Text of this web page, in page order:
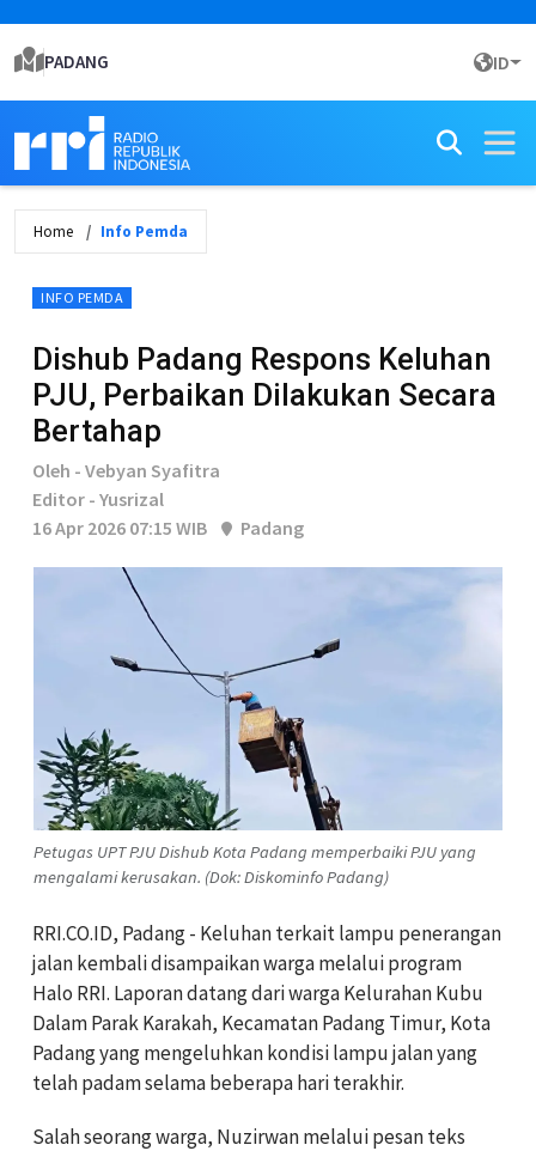
PADANG ID
Home Info Pemda
INFO PEMDA
Dishub Padang Respons Keluhan
PJU, Perbaikan Dilakukan Secara
Bertahap
Oleh - Vebyan Syafitra
Editor - Yusrizal
16 Apr 2026 07:15 WIB
Padang
Petugas UPT PJU Dishub Kota Padang memperbaiki PJU yang
mengalami kerusakan. (Dok: Diskominfo Padang)
RRI.CO.ID, Padang - Keluhan terkait lampu penerangan
jalan kembali disampaikan warga melalui program
Halo RRI. Laporan datang dari warga Kelurahan Kubu
Dalam Parak Karakah, Kecamatan Padang Timur, Kota
Padang yang mengeluhkan kondisi lampu jalan yang
telah padam selama beberapa hari terakhir.
Salah seorang warga, Nuzirwan melalui pesan teks